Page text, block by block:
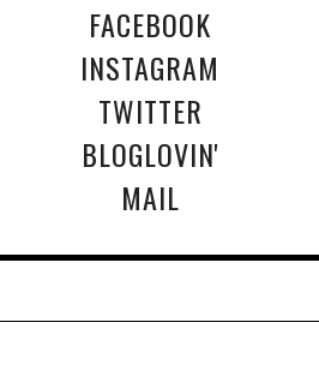
FACEBOOK
INSTAGRAM
TWITTER
BLOGLOVIN'
MAIL